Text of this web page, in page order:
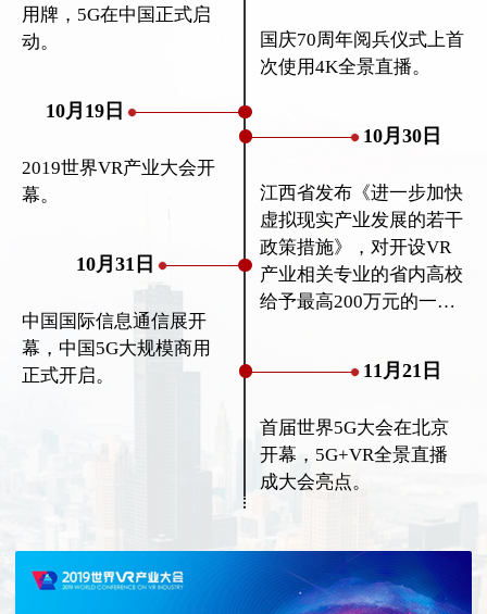
用牌，5G在中国正式启
动。
10月19日
2019世界VR产业大会开
幕。
10月31日
中国国际信息通信展开
幕，中国5G大规模商用
正式开启。
...
国庆70周年阅兵仪式上首
次使用4K全景直播。
10月30日
江西省发布《进一步加快
虚拟现实产业发展的若干
政策措施》，对开设VR
产业相关专业的省内高校
给予最高200万元的一次
11月21日
首届世界5G大会在北京
开幕，5G+VR全景直播
成大会亮点。